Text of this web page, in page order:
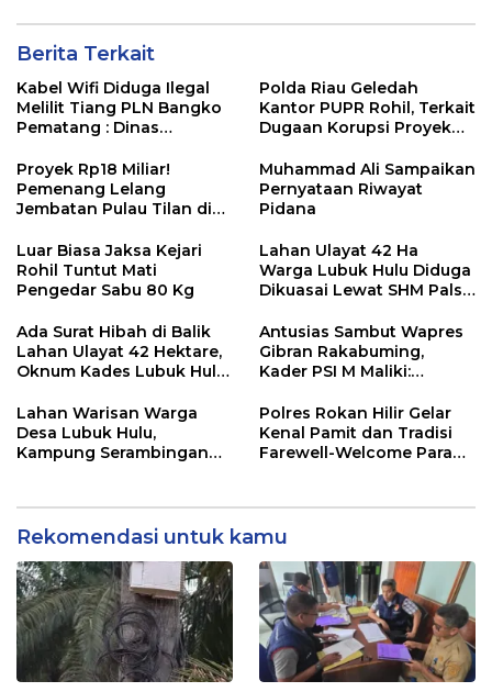
Berita Terkait
Kabel Wifi Diduga Ilegal
Melilit Tiang PLN Bangko
Pematang : Dinas
Segera Ditindak
Polda Riau Geledah
Kantor PUPR Rohil, Terkait
Dugaan Korupsi Proyek
Miliar
Proyek Rp18 Miliar!
Pemenang Lelang
Jembatan Pulau Tilan di
Transparansi
Dipertanyakan
Muhammad Ali Sampaikan
Pernyataan Riwayat
Pidana
Luar Biasa Jaksa Kejari
Rohil Tuntut Mati
Pengedar Sabu 80 Kg
Lahan Ulayat 42 Ha
Warga Lubuk Hulu Diduga
Dikuasai Lewat SHM Palsu
BPN & Polisi Usut Tuntas
Ada Surat Hibah di Balik
Lahan Ulayat 42 Hektare,
Oknum Kades Lubuk Hulu
Antusias Sambut Wapres
Gibran Rakabuming,
Kader PSI M Maliki:
Kemajuan Rokan Hilir
Lahan Warisan Warga
Desa Lubuk Hulu,
Kampung Serambingan
Polres Rokan Hilir Gelar
Kenal Pamit dan Tradisi
Farewell-Welcome Parade
Rekomendasi untuk kamu